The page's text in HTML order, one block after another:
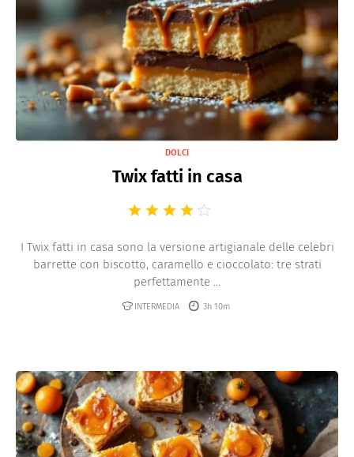
DOLCI
Twix fatti in casa
I Twix fatti in casa sono la versione artigianale delle celebri
barrette con biscotto, caramello e cioccolato: tre strati
perfettamente ...
INTERMEDIA 3h 10m